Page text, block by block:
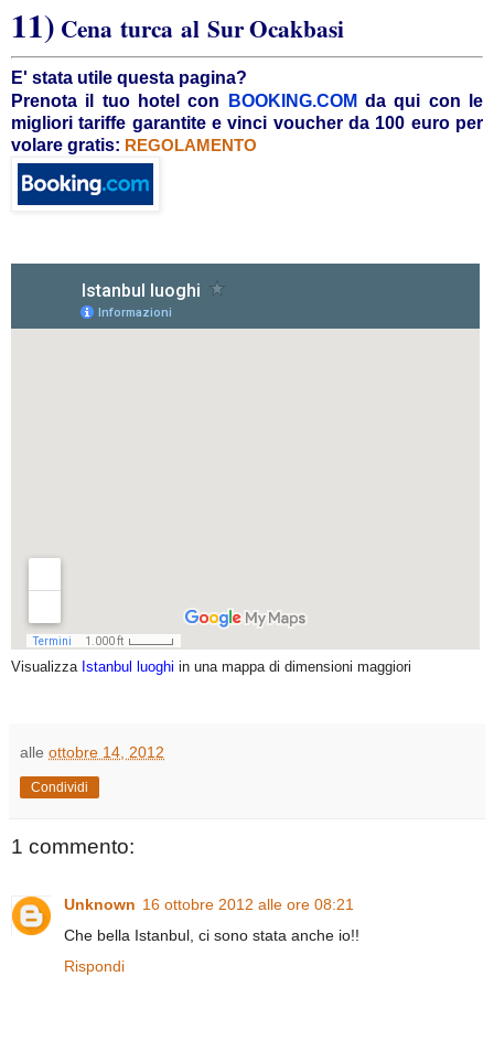
11) Cena turca al Sur Ocakbasi
E' stata utile questa pagina?
Prenota il tuo hotel con
BOOKING.COM da qui con le
migliori tariffe garantite e vinci voucher da 100 euro per
volare gratis: REGOLAMENTO
Visualizza Istanbul luoghi in una mappa di dimensioni maggiori
alle ottobre 14, 2012
Condividi
1 commento:
Unknown 16 ottobre 2012 alle ore 08:21
Che bella Istanbul, ci sono stata anche io!!
Rispondi